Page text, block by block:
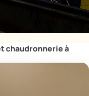
chaudronnerie à